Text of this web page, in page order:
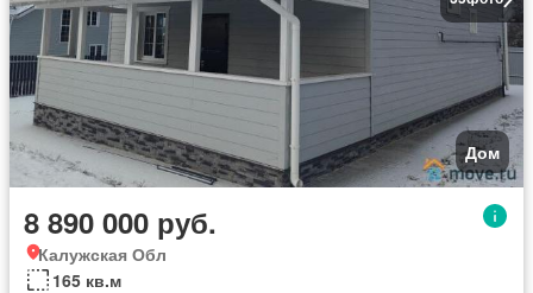
Дом
8 890 000 руб.
Калужская Обл
165 кв.м